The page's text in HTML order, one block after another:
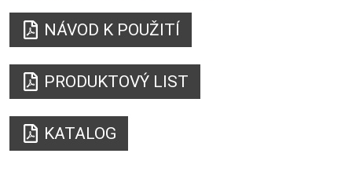
NÁVOD K POUŽITÍ
PRODUKTOVÝ LIST
KATALOG